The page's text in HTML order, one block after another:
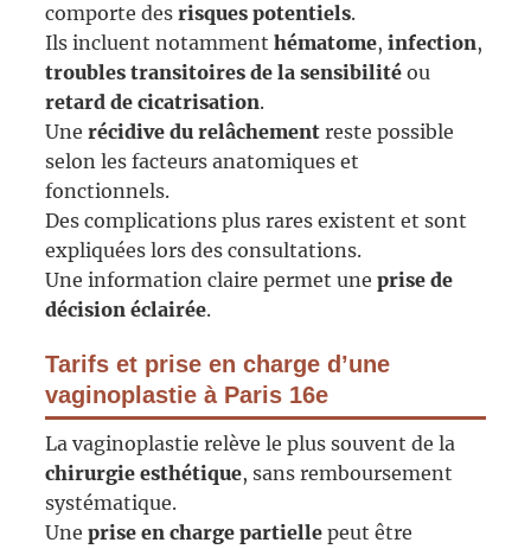
comporte des risques potentiels.
Ils incluent notamment hématome, infection,
troubles transitoires de la sensibilitéou
retard de cicatrisation.
Une récidive du relâchementreste possible
selon les facteurs anatomiques et
fonctionnels.
Des complications plus rares existent et sont
expliquées lors des consultations.
Une information claire permet une prise de
décision éclairée.
Tarifs et prise en charge d’une
vaginoplastie à Paris 16e
La vaginoplastie relève le plus souvent de la
chirurgie esthétique, sans remboursement
systématique.
Une prise en charge partiellepeut être